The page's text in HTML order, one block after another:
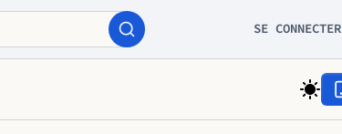
SE CONNECTER